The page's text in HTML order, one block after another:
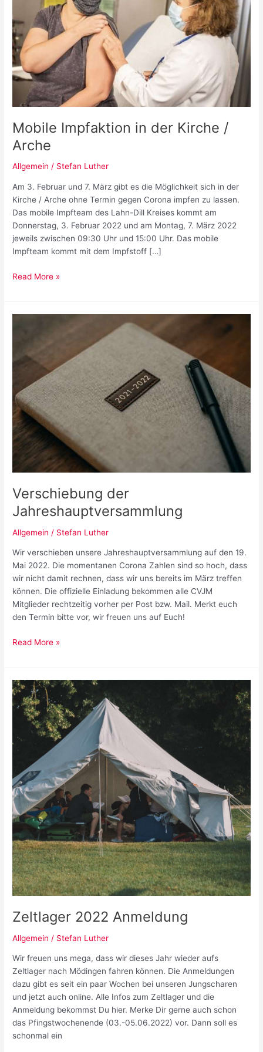
Mobile Impfaktion in der Kirche /
Arche
Allgemein / Stefan Luther
Am 3. Februar und 7. März gibt es die Möglichkeit sich in der
Kirche / Arche ohne Termin gegen Corona impfen zu lassen.
Das mobile Impfteam des Lahn-Dill Kreises kommt am
Donnerstag, 3. Februar 2022 und am Montag, 7. März 2022
jeweils zwischen 09:30 Uhr und 15:00 Uhr. Das mobile
Impfteam kommt mit dem Impfstoff […]
Mobile
der
Read More »
Verschiebung der
Jahreshauptversammlung
Allgemein / Stefan Luther
Wir verschieben unsere Jahreshauptversammlung auf den 19.
Mai 2022. Die momentanen Corona Zahlen sind so hoch, dass
wir nicht damit rechnen, dass wir uns bereits im März treffen
können. Die offizielle Einladung bekommen alle CVJM
Mitglieder rechtzeitig vorher per Post bzw. Mail. Merkt euch
den Termin bitte vor, wir freuen uns auf Euch!
Verschiebung
Read More »
Zeltlager 2022 Anmeldung
Allgemein / Stefan Luther
Wir freuen uns mega, dass wir dieses Jahr wieder aufs
Zeltlager nach Mödingen fahren können. Die Anmeldungen
dazu gibt es seit ein paar Wochen bei unseren Jungscharen
und jetzt auch online. Alle Infos zum Zeltlager und die
Anmeldung bekommst Du hier. Merke Dir gerne auch schon
das Pfingstwochenende (03.-05.06.2022) vor. Dann soll es
schonmal ein